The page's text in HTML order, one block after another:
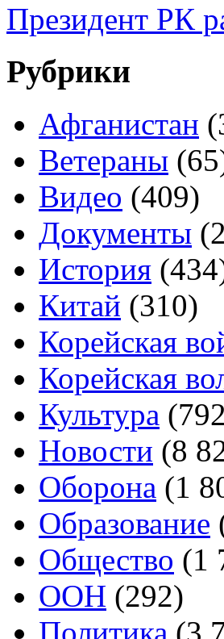
Президент РК
Рубрики
Афганистан
Ветераны
Видео (409)
Документы
История
Китай (310)
Корейская
Корейская
Культура
Новости (8
Оборона (1
Образование
Общество (1
ООН (292)
Политика (3